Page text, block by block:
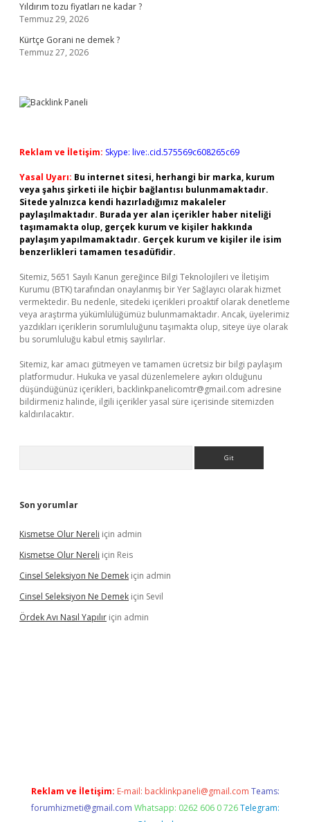
Yıldırım tozu fiyatları ne kadar ?
Temmuz 29, 2026
Kürtçe Gorani ne demek ?
Temmuz 27, 2026
Reklam ve İletişim: Skype: live:.cid.575569c608265c69
Yasal Uyarı: Bu internet sitesi, herhangi bir marka, kurum
veya şahıs şirketi ile hiçbir bağlantısı bulunmamaktadır.
Sitede yalnızca kendi hazırladığımız makaleler
paylaşılmaktadır. Burada yer alan içerikler haber niteliği
taşımamakta olup, gerçek kurum ve kişiler hakkında
paylaşım yapılmamaktadır. Gerçek kurum ve kişiler ile isim
benzerlikleri tamamen tesadüfidir.
Sitemiz, 5651 Sayılı Kanun gereğince Bilgi Teknolojileri ve İletişim
Kurumu (BTK) tarafından onaylanmış bir Yer Sağlayıcı olarak hizmet
vermektedir. Bu nedenle, sitedeki içerikleri proaktif olarak denetleme
veya araştırma yükümlülüğümüz bulunmamaktadır. Ancak, üyelerimiz
yazdıkları içeriklerin sorumluluğunu taşımakta olup, siteye üye olarak
bu sorumluluğu kabul etmiş sayılırlar.
Sitemiz, kar amacı gütmeyen ve tamamen ücretsiz bir bilgi paylaşım
platformudur. Hukuka ve yasal düzenlemelere aykırı olduğunu
düşündüğünüz içerikleri, backlinkpanelicomtr@gmail.com adresine
bildirmeniz halinde, ilgili içerikler yasal süre içerisinde sitemizden
kaldırılacaktır.
Son yorumlar
Kismetse Olur Nereli için admin
Kismetse Olur Nereli için Reis
Cinsel Seleksiyon Ne Demek için admin
Cinsel Seleksiyon Ne Demek için Sevil
Ördek Avı Nasıl Yapılır için admin
Reklam ve İletişim: E-mail: backlinkpaneli@gmail.com Teams:
forumhizmeti@gmail.com Whatsapp: 0262 606 0 726 Telegram: